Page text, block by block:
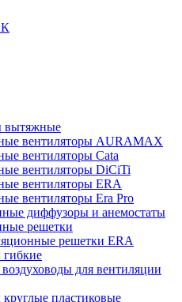
вытяжные
вентиляторы AURAMAX
вентиляторы Cata
вентиляторы DiCiTi
вентиляторы ERA
вентиляторы Era Pro
диффузоры и анемостаты
решетки
решетки ERA
гибкие
для вентиляции
пластиковые